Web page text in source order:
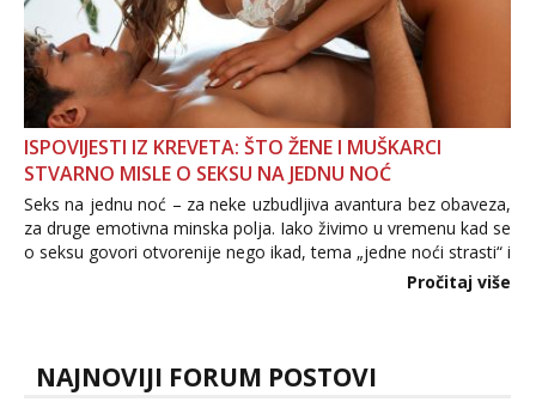
ISPOVIJESTI IZ KREVETA: ŠTO ŽENE I MUŠKARCI
STVARNO MISLE O SEKSU NA JEDNU NOĆ
Seks na jednu noć – za neke uzbudljiva avantura bez obaveza,
za druge emotivna minska polja. Iako živimo u vremenu kad se
o seksu govori otvorenije nego ikad, tema „jedne noći strasti“ i
dalje izaziva burne rasprave. Što zapravo misle žene, a što
Pročitaj više
NAJNOVIJI FORUM POSTOVI